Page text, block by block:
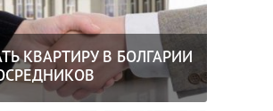
КВАРТИРУ В БОЛГАРИИ